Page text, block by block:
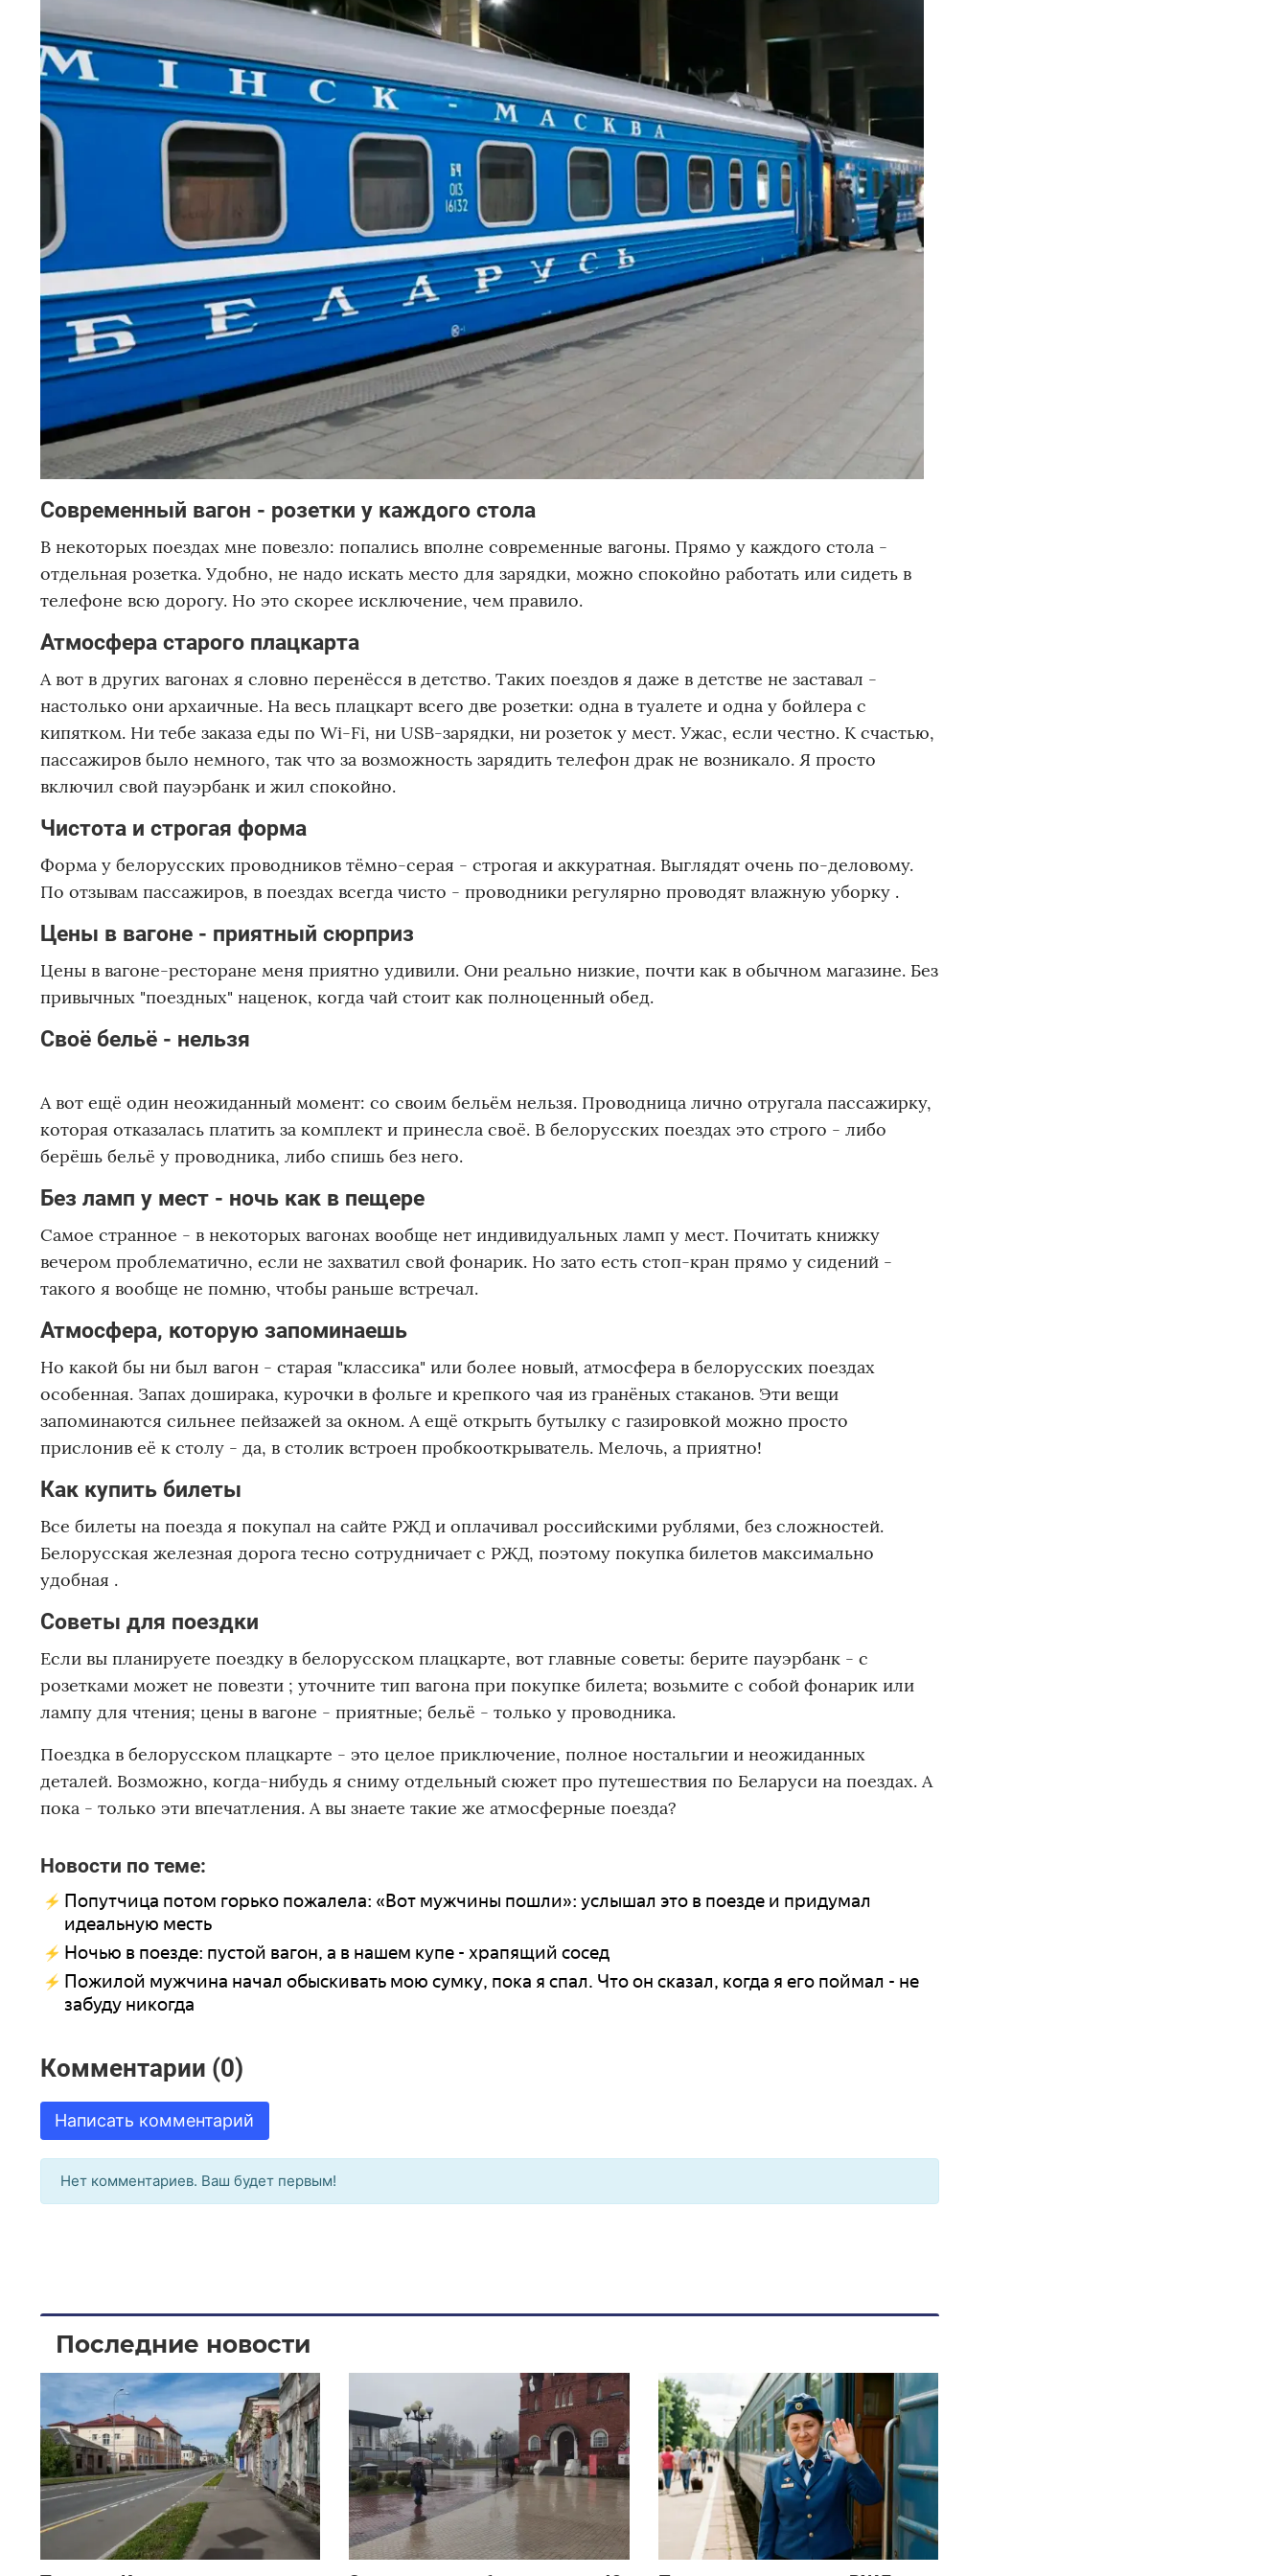
Современный вагон - розетки у каждого стола
В некоторых поездах мне повезло: попались вполне современные вагоны. Прямо у каждого стола -
отдельная розетка. Удобно, не надо искать место для зарядки, можно спокойно работать или сидеть в
телефоне всю дорогу. Но это скорее исключение, чем правило.
Атмосфера старого плацкарта
А вот в других вагонах я словно перенёсся в детство. Таких поездов я даже в детстве не заставал -
настолько они архаичные. На весь плацкарт всего две розетки: одна в туалете и одна у бойлера с
кипятком. Ни тебе заказа еды по Wi-Fi, ни USB-зарядки, ни розеток у мест. Ужас, если честно. К счастью,
пассажиров было немного, так что за возможность зарядить телефон драк не возникало. Я просто
включил свой пауэрбанк и жил спокойно.
Чистота и строгая форма
Форма у белорусских проводников тёмно-серая - строгая и аккуратная. Выглядят очень по-деловому.
По отзывам пассажиров, в поездах всегда чисто - проводники регулярно проводят влажную уборку .
Цены в вагоне - приятный сюрприз
Цены в вагоне-ресторане меня приятно удивили. Они реально низкие, почти как в обычном магазине. Без
привычных "поездных" наценок, когда чай стоит как полноценный обед.
Своё бельё - нельзя
А вот ещё один неожиданный момент: со своим бельём нельзя. Проводница лично отругала пассажирку,
которая отказалась платить за комплект и принесла своё. В белорусских поездах это строго - либо
берёшь бельё у проводника, либо спишь без него.
Без ламп у мест - ночь как в пещере
Самое странное - в некоторых вагонах вообще нет индивидуальных ламп у мест. Почитать книжку
вечером проблематично, если не захватил свой фонарик. Но зато есть стоп-кран прямо у сидений -
такого я вообще не помню, чтобы раньше встречал.
Атмосфера, которую запоминаешь
Но какой бы ни был вагон - старая "классика" или более новый, атмосфера в белорусских поездах
особенная. Запах доширака, курочки в фольге и крепкого чая из гранёных стаканов. Эти вещи
запоминаются сильнее пейзажей за окном. А ещё открыть бутылку с газировкой можно просто
прислонив её к столу - да, в столик встроен пробкооткрыватель. Мелочь, а приятно!
Как купить билеты
Все билеты на поезда я покупал на сайте РЖД и оплачивал российскими рублями, без сложностей.
Белорусская железная дорога тесно сотрудничает с РЖД, поэтому покупка билетов максимально
удобная .
Советы для поездки
Если вы планируете поездку в белорусском плацкарте, вот главные советы: берите пауэрбанк - с
розетками может не повезти ; уточните тип вагона при покупке билета; возьмите с собой фонарик или
лампу для чтения; цены в вагоне - приятные; бельё - только у проводника.
Поездка в белорусском плацкарте - это целое приключение, полное ностальгии и неожиданных
деталей. Возможно, когда-нибудь я сниму отдельный сюжет про путешествия по Беларуси на поездах. А
пока - только эти впечатления. А вы знаете такие же атмосферные поезда?
Новости по теме:
Попутчица потом горько пожалела: «Вот мужчины пошли»: услышал это в поезде и придумал
идеальную месть
Ночью в поезде: пустой вагон, а в нашем купе - храпящий сосед
Пожилой мужчина начал обыскивать мою сумку, пока я спал. Что он сказал, когда я его поймал - не
забуду никогда
Комментарии (0)
Написать комментарий
Нет комментариев. Ваш будет первым!
Последние новости